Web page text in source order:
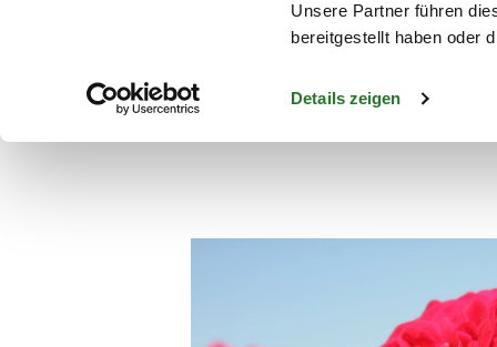
Unsere Partner führen
bereitgestellt haben oder
Details zeigen
Blumen
Pflanzen Rosen Beetrosen